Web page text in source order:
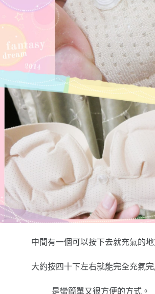
中間有一個可以按下去就充氣的地
大約按四十下左右就能完全充氣完
是蠻簡單又很方便的方式。